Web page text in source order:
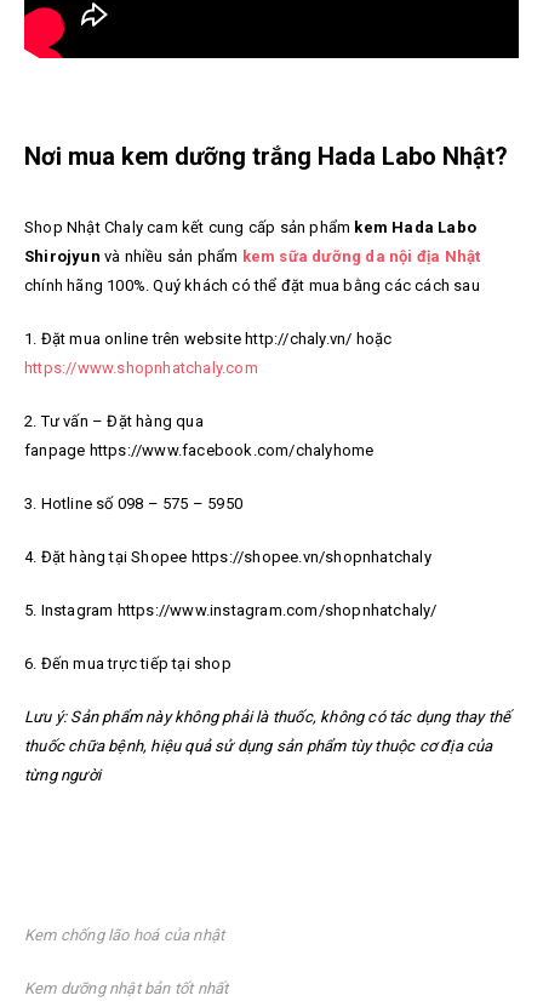
Nơi mua kem dưỡng trắng Hada Labo Nhật?
Shop Nhật Chaly cam kết cung cấp sản phẩm kem Hada Labo
Shirojyun và nhiều sản phẩm kem sữa dưỡng da nội địa Nhật
chính hãng 100%. Quý khách có thể đặt mua bằng các cách sau
1. Đặt mua online trên website http://chaly.vn/ hoặc
https://www.shopnhatchaly.com
2. Tư vấn – Đặt hàng qua
fanpage https://www.facebook.com/chalyhome
3. Hotline số 098 – 575 – 5950
4. Đặt hàng tại Shopee https://shopee.vn/shopnhatchaly
5. Instagram https://www.instagram.com/shopnhatchaly/
6. Đến mua trực tiếp tại shop
Lưu ý: Sản phẩm này không phải là thuốc, không có tác dụng thay thế
thuốc chữa bệnh, hiệu quả sử dụng sản phẩm tùy thuộc cơ địa của
từng người
Kem chống lão hoá của nhật
Kem dưỡng nhật bản tốt nhất